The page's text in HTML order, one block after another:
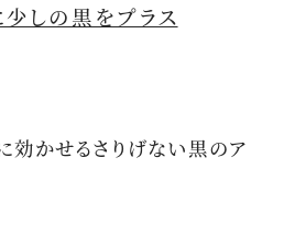
しの黒をプラス
効かせるさりげない黒のア